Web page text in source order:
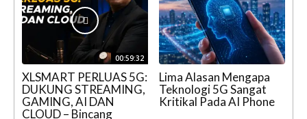
00:59:32
XLSMART PERLUAS 5G:
DUKUNG STREAMING,
GAMING, AI DAN
CLOUD – Bincang
Lima Alasan Mengapa
Teknologi 5G Sangat
Kritikal Pada AI Phone